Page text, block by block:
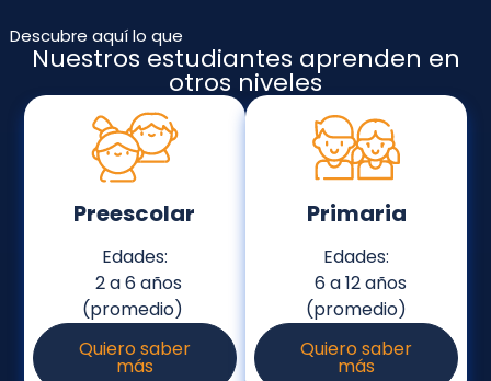
Descubre aquí lo que
Nuestros estudiantes aprenden en
otros niveles
Preescolar
Edades:
2 a 6 años
(promedio)
Quiero saber
más
Primaria
Edades:
6 a 12 años
(promedio)
Quiero saber
más